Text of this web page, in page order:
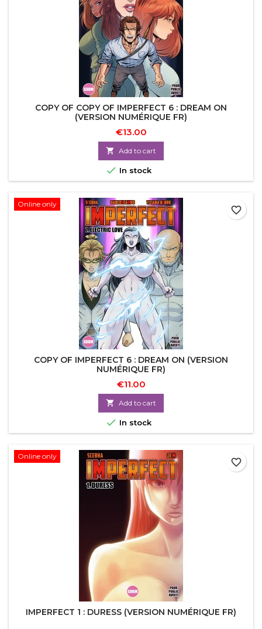
COPY OF COPY OF IMPERFECT 6 : DREAM ON
(VERSION NUMÉRIQUE FR)
€13.00
 Add to cart
 In stock
Online only
COPY OF IMPERFECT 6 : DREAM ON (VERSION
NUMÉRIQUE FR)
€11.00
 Add to cart
 In stock
favorite_border
Online only
IMPERFECT 1 : DURESS (VERSION NUMÉRIQUE FR)
favorite_border